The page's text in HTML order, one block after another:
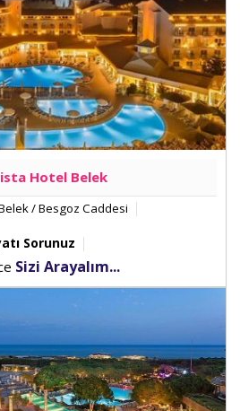
Hotel Belek
/ Besgoz Caddesi
Sorunuz
Sizi Arayalım...